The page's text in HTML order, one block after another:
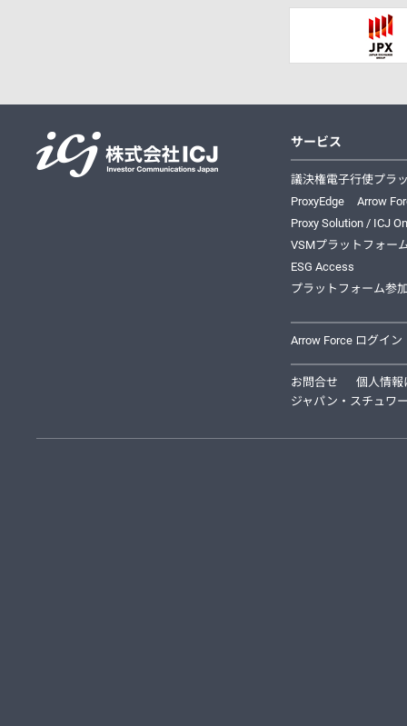
株式会社ICJサービス
議決権電子行使プラ
ProxyEdge
Arrow
Proxy Solution / ICJ
VSMプラットフォー
ESG Access
プラットフォーム参
Arrow Force ログイン
お問合せ
個人情報
ジャパン・スチュワ